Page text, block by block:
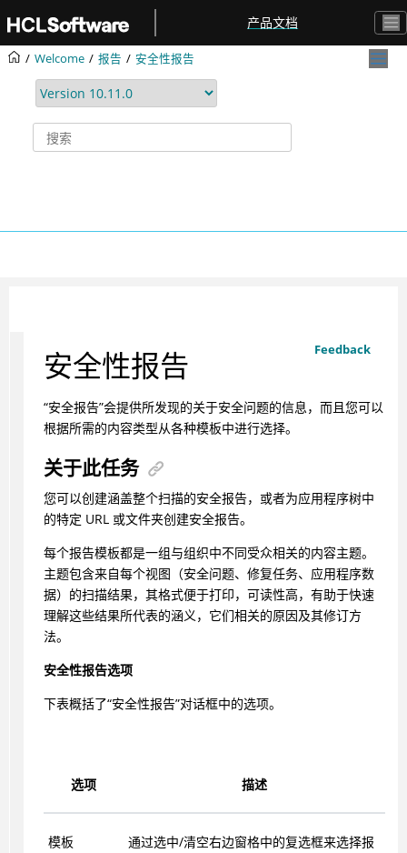
产品文档
Welcome 报告 安全性报告
Feedback
安全性报告
“安全报告”会提供所发现的关于安全问题的信息，而且您可以
根据所需的内容类型从各种模板中进行选择。
关于此任务
您可以创建涵盖整个扫描的安全报告，或者为应用程序树中
的特定 URL 或文件夹创建安全报告。
每个报告模板都是一组与组织中不同受众相关的内容主题。
主题包含来自每个视图（安全问题、修复任务、应用程序数
据）的扫描结果，其格式便于打印，可读性高，有助于快速
理解这些结果所代表的涵义，它们相关的原因及其修订方
法。
安全性报告选项
下表概括了“安全性报告”对话框中的选项。
选项 描述
模板
通过选中/清空右边窗格中的复选框来选择报